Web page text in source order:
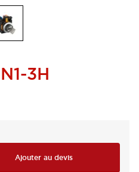
3H
Ajouter au devis